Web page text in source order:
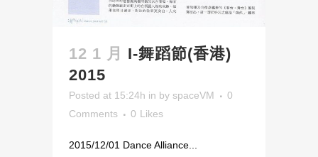
12 1 月 I-舞蹈節(香港)
2015
Posted at 15:24h in by spaceVM
0
Comments
0 Likes
2015/12/01 Dance Alliance...